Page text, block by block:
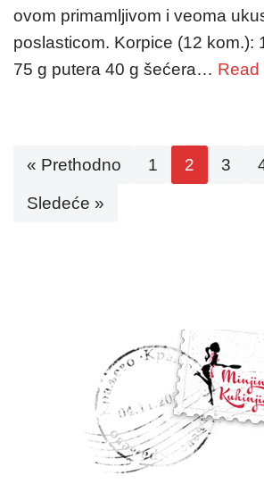
ovom primamljivom i veoma
poslasticom. Korpice (12 kom.):
75 g putera 40 g šećera… Read
« Prethodno 1 2 3
Sledeće »